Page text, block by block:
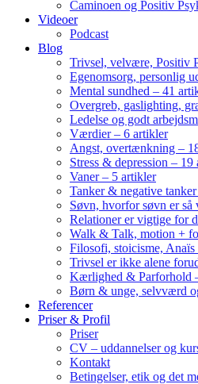
Caminoen og Positiv
Videoer
Podcast
Blog
Trivsel, velvære, Positiv
Egenomsorg, personlig
Mental sundhed – 41
Overgreb, gaslighting,
Ledelse og godt
Værdier – 6 artikler
Angst, overtænkning –
Stress & depression – 19
Vaner – 5 artikler
Tanker & negative
Søvn, hvorfor søvn er
Relationer er vigtige for
Walk & Talk, motion +
Filosofi, stoicisme,
Trivsel er ikke alene
Kærlighed & Parforhold
Børn & unge, selvværd
Referencer
Priser & Profil
Priser
CV – uddannelser og
Kontakt
Betingelser, etik og det